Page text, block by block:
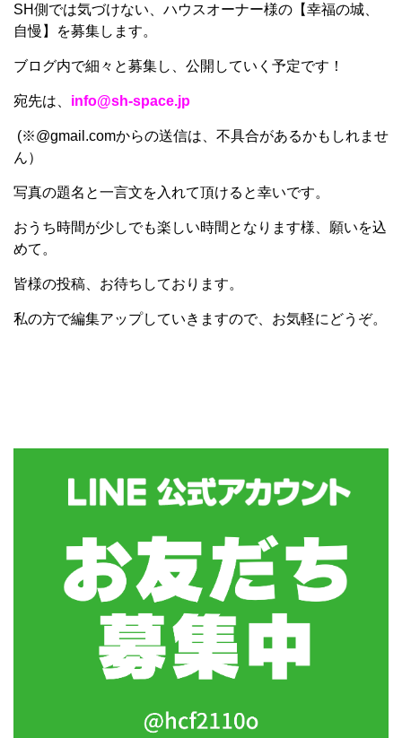
SH側では気づけない、ハウスオーナー様の【幸福の城、
自慢】を募集します。
ブログ内で細々と募集し、公開していく予定です！
宛先は、 info@sh-space.jp
(※@gmail.comからの送信は、不具合があるかもしれませ
ん）
写真の題名と一言文を入れて頂けると幸いです。
おうち時間が少しでも楽しい時間となります様、願いを込
めて。
皆様の投稿、お待ちしております。
私の方で編集アップしていきますので、お気軽にどうぞ。